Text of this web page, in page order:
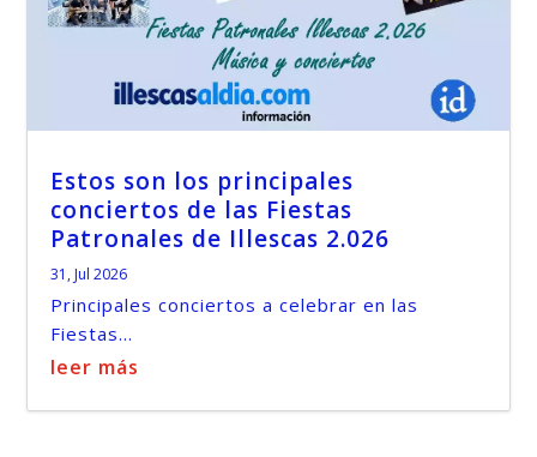
Estos son los principales
conciertos de las Fiestas
Patronales de Illescas 2.026
31, Jul 2026
Principales conciertos a celebrar en las
Fiestas...
leer más